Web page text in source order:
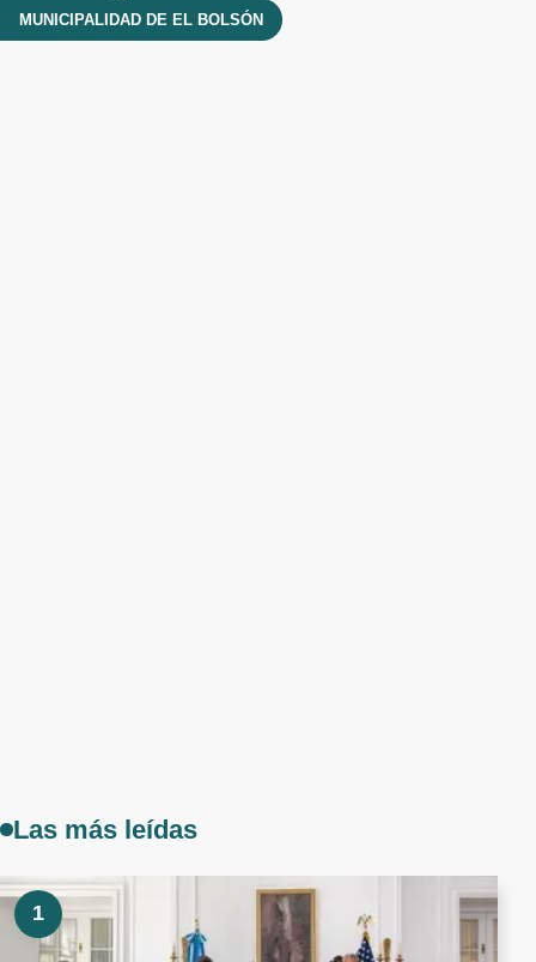
MUNICIPALIDAD DE EL BOLSÓN
Las más leídas
1